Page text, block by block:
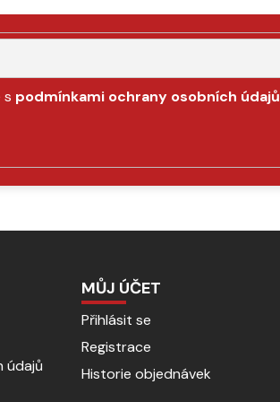
s podmínkami ochrany osobních údajů
údajů
MŮJ ÚČET
Přihlásit se
Registrace
Historie objednávek